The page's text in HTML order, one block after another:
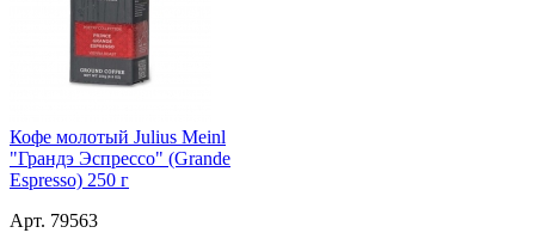
Кофе молотый Julius Meinl
"Грандэ Эспрессо" (Grande
Espresso) 250 г
Арт. 79563